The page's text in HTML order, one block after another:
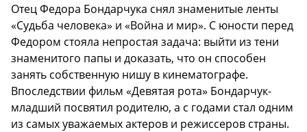
Отец Федора Бондарчука снял знаменитые ленты
«Судьба человека» и «Война и мир». С юности перед
Федором стояла непростая задача: выйти из тени
знаменитого папы и доказать, что он способен
занять собственную нишу в кинематографе.
Впоследствии фильм «Девятая рота» Бондарчук-
младший посвятил родителю, а с годами стал одним
из самых уважаемых актеров и режиссеров страны.